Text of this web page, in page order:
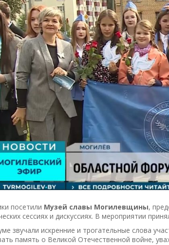
посетили Музей славы Могилевщины,
сессиях и дискуссиях. В мероприятии
звучали искренние и трогательные слова
память о Великой Отечественной войне,